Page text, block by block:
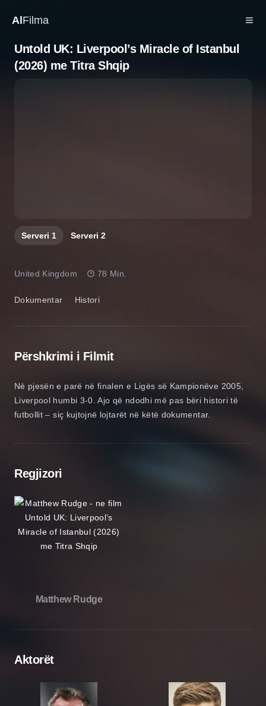
Al Filma
Untold UK: Liverpool’s Miracle of Istanbul
(2026) me Titra Shqip
Serveri 1 Serveri 2
Dokumentar Histori
United Kingdom 78 Min.
Përshkrimi i Filmit
Në pjesën e parë në finalen e Ligës së Kampionëve 2005,
Liverpool humbi 3-0. Ajo që ndodhi më pas bëri histori të
futbollit – siç kujtojnë lojtarët në këtë dokumentar.
Regjizori
Matthew Rudge
Aktorët